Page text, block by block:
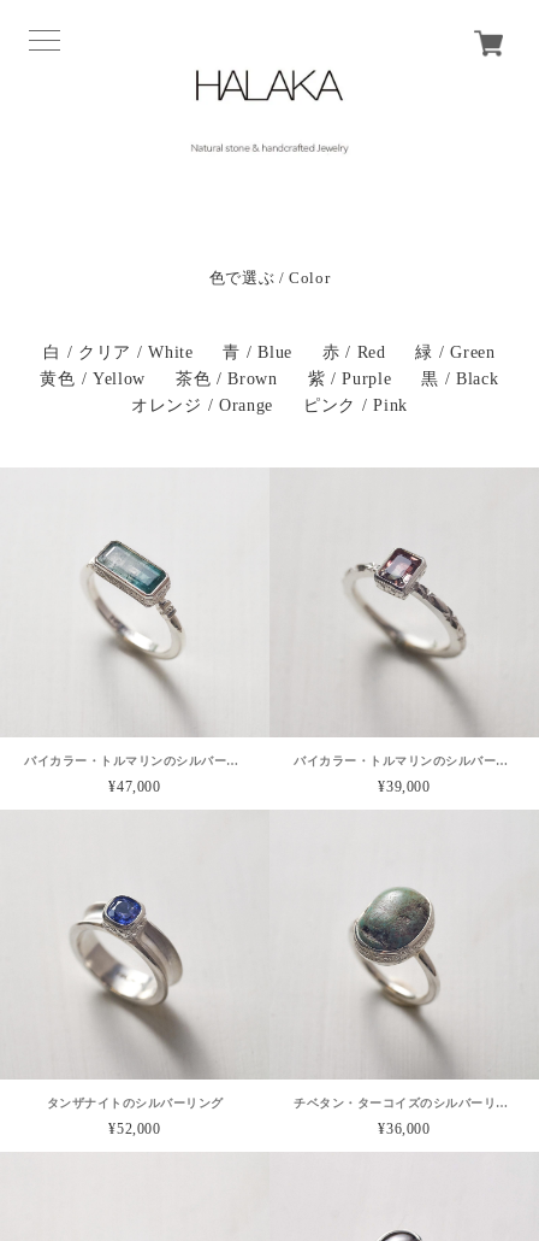
色で選ぶ / Color
白 / クリア / White 青 / Blue 赤 / Red
緑 / Green
黄色 / Yellow
茶色 / Brown 紫 / Purple
黒 / Black
オレンジ / Orange
ピンク / Pink
バイカラー・トルマリンのシルバーリング
¥47,000
バイカラー・トルマリンのシルバーリング
¥39,000
タンザナイトのシルバーリング
¥52,000
チベタン・ターコイズのシルバーリング
¥36,000